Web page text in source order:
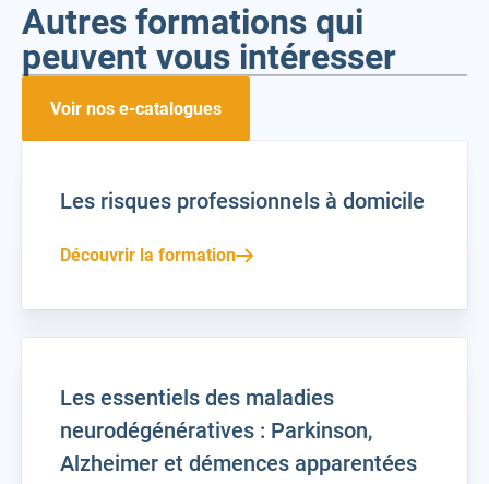
Autres formations qui
peuvent vous intéresser
Voir nos e-catalogues
Les risques professionnels à domicile
Découvrir la formation
Les essentiels des maladies
neurodégénératives : Parkinson,
Alzheimer et démences apparentées